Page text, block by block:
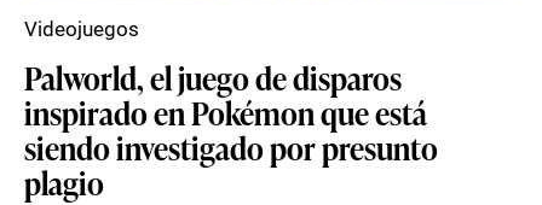
Palworld, el juego de disparos
inspirado en Pokémon que está
siendo investigado por presunto
plagio
Videojuegos